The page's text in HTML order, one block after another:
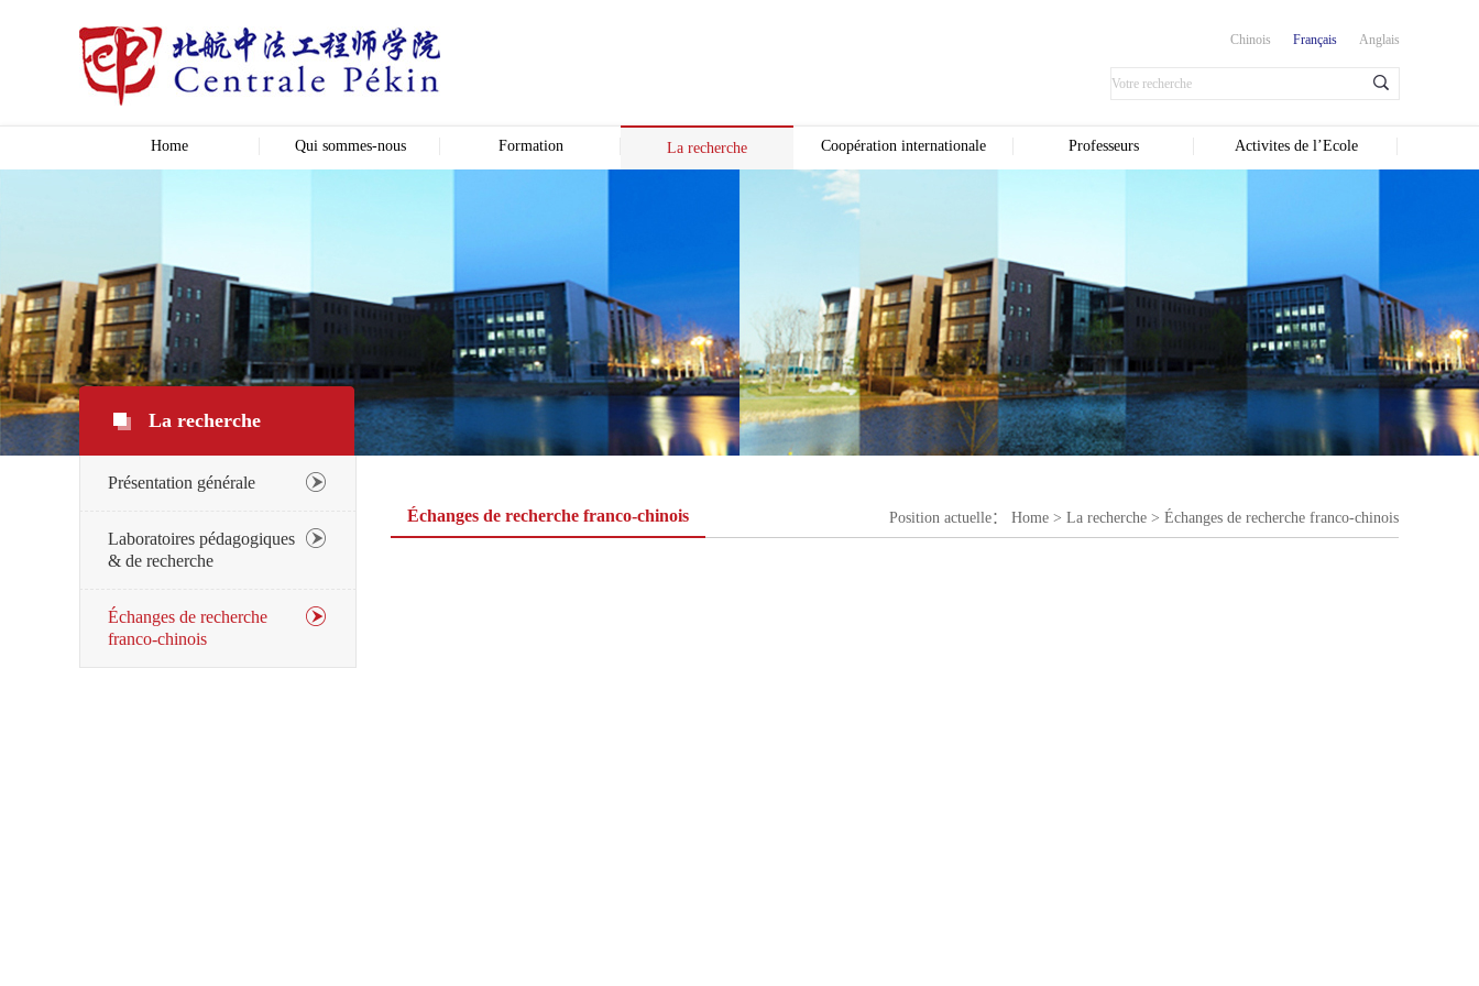
Anglais
Français
Chinois
Home Qui sommes-nous Formation La recherche Coopération internationale Professeurs Activites de l’Ecole
La recherche
Présentation générale
Laboratoires pédagogiques
& de recherche
Échanges de recherche
franco-chinois
Échanges de recherche franco-chinois Position actuelle： Home > La recherche > Échanges de recherche franco-chinois